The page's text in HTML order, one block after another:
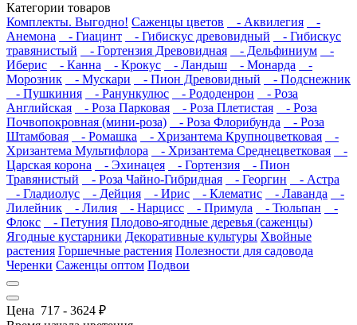
Категории товаров
Комплекты. Выгодно! Саженцы цветов - Аквилегия
-
Анемона
- Гиацинт - Гибискус древовидный
- Гибискус
травянистый
- Гортензия Древовидная - Дельфиниум
-
Иберис
- Канна - Крокус - Ландыш - Монарда
-
Морозник
- Мускари - Пион Древовидный
- Подснежник
- Пушкиния
- Ранункулюс - Рододенрон
- Роза
Английская
- Роза Парковая - Роза Плетистая
- Роза
Почвопокровная (мини-роза)
- Роза Флорибунда
- Роза
Штамбовая
- Ромашка - Хризантема Крупноцветковая
-
Хризантема Мультифлора
- Хризантема Среднецветковая
-
Царская корона
- Эхинацея - Гортензия
- Пион
Травянистый
- Роза Чайно-Гибридная - Георгин
- Астра
- Гладиолус
- Дейция - Ирис - Клематис - Лаванда
-
Лилейник
- Лилия - Нарцисс - Примула - Тюльпан
-
Флокс
- Петуния Плодово-ягодные деревья (саженцы)
Ягодные кустарники Декоративные культуры Хвойные
растения Горшечные растения Полезности для садовода
Черенки Саженцы оптом Подвои
Цена 717 - 3624 ₽